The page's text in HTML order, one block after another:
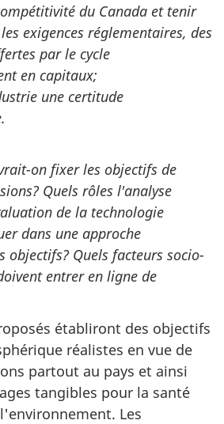
du Canada et tenir
exigences réglementaires, des
par le cycle
en capitaux;
une certitude
on fixer les objectifs de
Quels rôles l'analyse
de la technologie
dans une approche
objectifs? Quels facteurs socio-
entrer en ligne de
établiront des objectifs
réalistes en vue de
partout au pays et ainsi
tangibles pour la santé
Les